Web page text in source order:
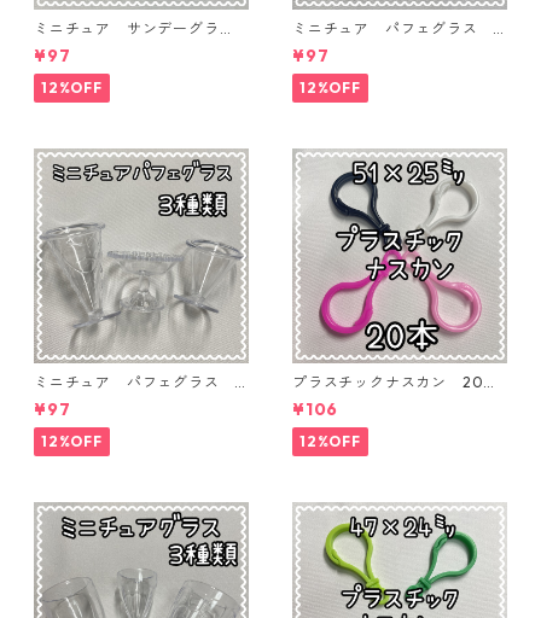
ミニチュア サンデーグラ
ス 3個入り【MNT-GLS-3P-
04】
¥97
12%OFF
ミニチュア パフェグラス 3
個入り【MNT-GLS-3P-03】
¥97
12%OFF
ミニチュア パフェグラス 3
個入り【MNT-GLS-3P-02】
¥97
12%OFF
プラスチックナスカン 20本
入り【PK-20】
¥106
12%OFF